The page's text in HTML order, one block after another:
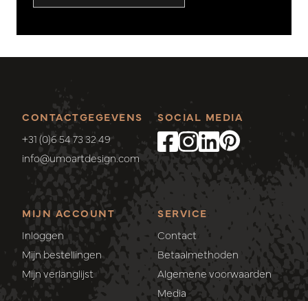
CONTACTGEGEVENS
+31 (0)6 54 73 32 49
info@umoartdesign.com
MIJN ACCOUNT
Inloggen
Mijn bestellingen
Mijn verlanglijst
SERVICE
Contact
Betaalmethoden
Algemene voorwaarden
Media
SOCIAL MEDIA